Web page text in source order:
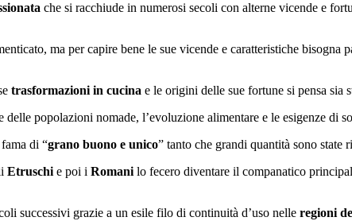
che si racchiude in numerosi secoli con alterne vicende e
ma per capire bene le sue vicende e caratteristiche bisogna
trasformazioni in cucina e le origini delle sue fortune si pensa sia
popolazioni nomade, l’evoluzione alimentare e le esigenze di
di “grano buono e unico” tanto che grandi quantità sono state
Etruschie poi i Romanilo fecero diventare il companatico
successivi grazie a un esile filo di continuità d’uso nelle regioni